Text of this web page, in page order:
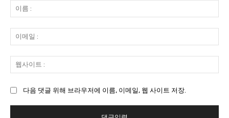
:
름
:
메
일
사
:
다음 댓글 위해 브라우저에 이름, 이메일, 웹 사이트 저장.